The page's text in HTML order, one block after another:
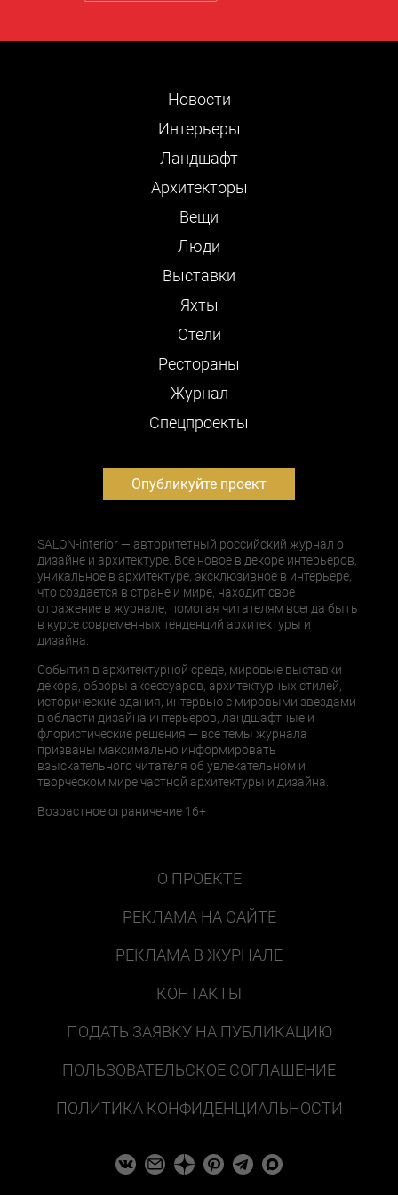
Новости
Интерьеры
Ландшафт
Архитекторы
Вещи
Люди
Выставки
Яхты
Отели
Рестораны
Журнал
Cпецпроекты
Опубликуйте проект
SALON-interior — авторитетный российский журнал о
дизайне и архитектуре. Все новое в декоре интерьеров,
уникальное в архитектуре, эксклюзивное в интерьере,
что создается в стране и мире, находит свое
отражение в журнале, помогая читателям всегда быть
в курсе современных тенденций архитектуры и
дизайна.
События в архитектурной среде, мировые выставки
декора, обзоры аксессуаров, архитектурных стилей,
исторические здания, интервью с мировыми звездами
в области дизайна интерьеров, ландшафтные и
флористические решения — все темы журнала
призваны максимально информировать
взыскательного читателя об увлекательном и
творческом мире частной архитектуры и дизайна.
Возрастное ограничение 16+
О ПРОЕКТЕ
РЕКЛАМА НА САЙТЕ
РЕКЛАМА В ЖУРНАЛЕ
КОНТАКТЫ
ПОДАТЬ ЗАЯВКУ НА ПУБЛИКАЦИЮ
ПОЛЬЗОВАТЕЛЬСКОЕ СОГЛАШЕНИЕ
ПОЛИТИКА КОНФИДЕНЦИАЛЬНОСТИ